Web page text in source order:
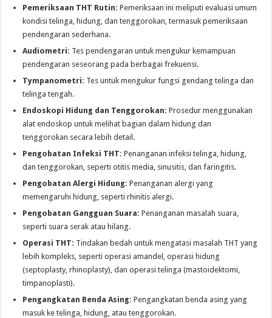
Pemeriksaan THT Rutin: Pemeriksaan ini meliputi evaluasi umum
kondisi telinga, hidung, dan tenggorokan, termasuk pemeriksaan
pendengaran sederhana.
Audiometri: Tes pendengaran untuk mengukur kemampuan
pendengaran seseorang pada berbagai frekuensi.
Tympanometri: Tes untuk mengukur fungsi gendang telinga dan
telinga tengah.
Endoskopi Hidung dan Tenggorokan: Prosedur menggunakan
alat endoskop untuk melihat bagian dalam hidung dan
tenggorokan secara lebih detail.
Pengobatan Infeksi THT: Penanganan infeksi telinga, hidung,
dan tenggorokan, seperti otitis media, sinusitis, dan faringitis.
Pengobatan Alergi Hidung: Penanganan alergi yang
memengaruhi hidung, seperti rhinitis alergi.
Pengobatan Gangguan Suara: Penanganan masalah suara,
seperti suara serak atau hilang.
Operasi THT: Tindakan bedah untuk mengatasi masalah THT yang
lebih kompleks, seperti operasi amandel, operasi hidung
(septoplasty, rhinoplasty), dan operasi telinga (mastoidektomi,
timpanoplasti).
Pengangkatan Benda Asing: Pengangkatan benda asing yang
masuk ke telinga, hidung, atau tenggorokan.